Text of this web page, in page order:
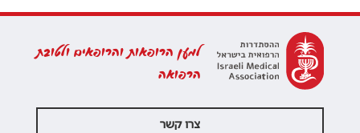
למען הרופאות והרופאים ולטובת
הרפואה
צרו קשר